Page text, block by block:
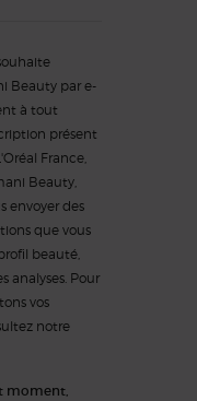
Beauty par e-
à tout
présent
France,
Beauty,
envoyer des
que vous
beauté,
analyses. Pour
vos
notre
moment,